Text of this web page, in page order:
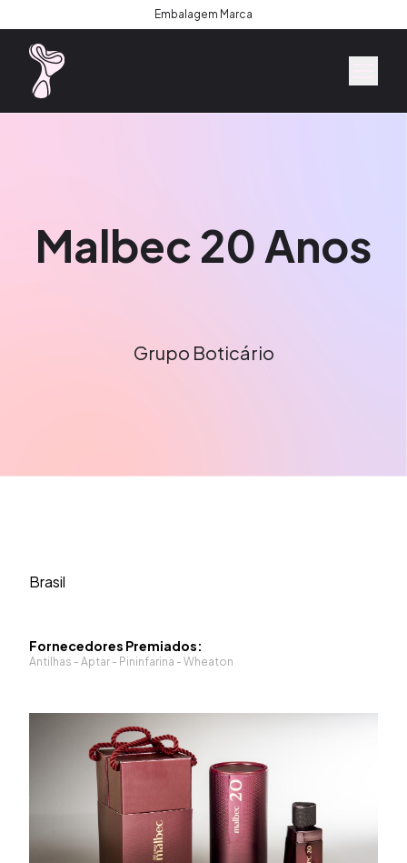
Embalagem Marca
Malbec 20 Anos
Grupo Boticário
Brasil
Fornecedores Premiados:
Antilhas - Aptar - Pininfarina - Wheaton